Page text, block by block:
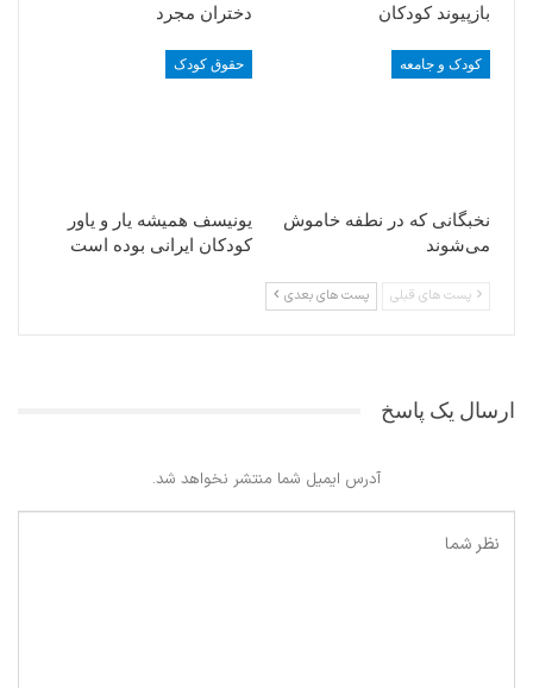
بازپیوند کودکان
دختران مجرد
کودک و جامعه
نخبگانی که در نطفه خاموش
می‌شوند
حقوق کودک
یونیسف همیشه یار و یاور
کودکان ایرانی بوده است
پست های قبلی پست های بعدی
ارسال یک پاسخ
آدرس ایمیل شما منتشر نخواهد شد.